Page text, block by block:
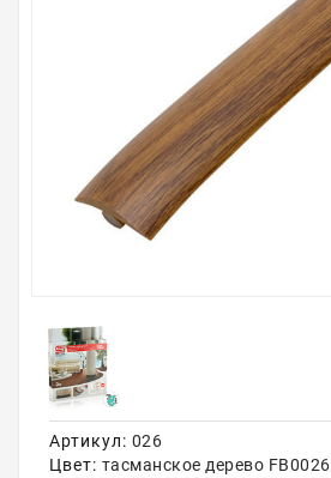
Садовая мебель
Доставка
Акции
Артикул: 026
Цвет: тасманское дерево FB0026